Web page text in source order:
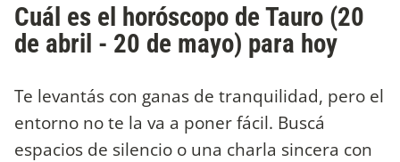
Cuál es el horóscopo de Tauro (20
de abril - 20 de mayo) para hoy
Te levantás con ganas de tranquilidad, pero el
entorno no te la va a poner fácil. Buscá
espacios de silencio o una charla sincera con